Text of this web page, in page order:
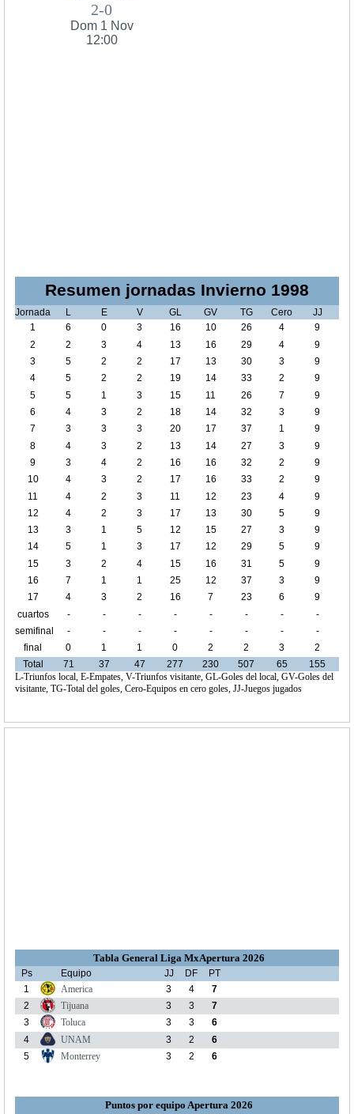
2-0
Dom 1 Nov
12:00
Resumen jornadas Invierno 1998
Jornada L E V GL GV TG Cero
JJ
1
6 0 3 16 10 26 4
9
2
2 3 4 13 16 29 4
9
3
5 2 2 17 13 30 3
9
4
5 2 2 19 14 33 2
9
5
5 1 3 15 11 26 7
9
6
4 3 2 18 14 32 3
9
7
3 3 3 20 17 37 1
9
8
4 3 2 13 14 27 3
9
9
3 4 2 16 16 32 2
9
10
4 3 2 17 16 33 2
9
11
4 2 3 11 12 23 4
9
12
4 2 3 17 13 30 5
9
13
3 1 5 12 15 27 3
9
14
5 1 3 17 12 29 5
9
15
3 2 4 15 16 31 5
9
16
7 1 1 25 12 37 3
9
17
4 3 2 16 7 23 6
9
cuartos
de final
- - - - - - -
-
semifinal
- - - - - - -
-
final
0 1 1 0 2 2 3
2
Total
71 37 47 277 230 507 65
155
L-Triunfos local, E-Empates, V-Triunfos visitante, GL-Goles del local, GV-Goles del
visitante, TG-Total del goles, Cero-Equipos en cero goles, JJ-Juegos jugados
Tabla General Liga MxApertura 2026
Ps Equipo JJ DF
PT
1
America 3 4
7
2
Tijuana 3 3
7
3
Toluca 3 3
6
4
UNAM 3 2
6
5
Monterrey 3 2 6
Puntos por equipo Apertura 2026